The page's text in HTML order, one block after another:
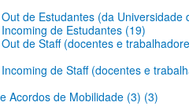
de Estudantes (da Universidade
de Estudantes (19)
de Staff (docentes e
de Staff (docentes e
Acordos de Mobilidade (3) (3)